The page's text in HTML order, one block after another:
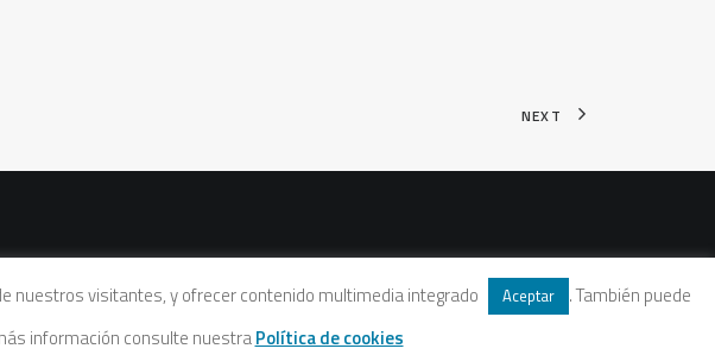
NEXT
venta
nuestros visitantes, y ofrecer contenido multimedia integrado Aceptar . También puede
información consulte nuestraPolítica de cookies